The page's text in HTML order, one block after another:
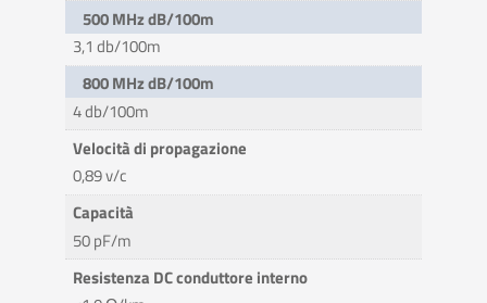
500 MHz dB/100m
3,1 db/100m
800 MHz dB/100m
4 db/100m
Velocità di propagazione
0,89 v/c
Capacità
50 pF/m
Resistenza DC conduttore interno